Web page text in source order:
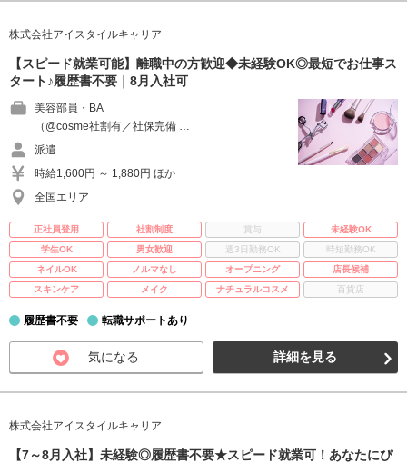
株式会社アイスタイルキャリア
【スピード就業可能】離職中の方歓迎◆未経験OK◎最短でお仕事ス
タート♪履歴書不要｜8月入社可
美容部員・BA
（@cosme社割有／社保完備 …
派遣
時給1,600円 ～ 1,880円 ほか
全国エリア
正社員登用 社割制度 賞与
未経験OK
学生OK
男女歓迎 週3日勤務OK
時短勤務OK
ネイルOK
ノルマなし オープニング
店長候補
スキンケア
メイク ナチュラルコスメ 百貨店
履歴書不要 転職サポートあり
気になる 詳細を見る
株式会社アイスタイルキャリア
【7～8月入社】未経験◎履歴書不要★スピード就業可！あなたにぴ